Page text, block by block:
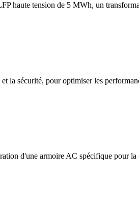
haute tension de 5 MWh, un
la sécurité, pour optimiser les
d'une armoire AC spécifique pour